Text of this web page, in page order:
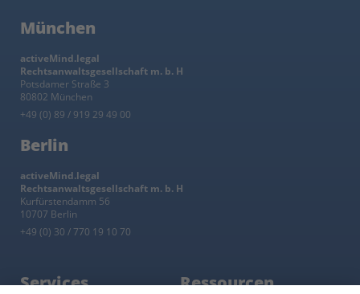
München
activeMind.legal
Rechtsanwaltsgesellschaft m. b. H
Potsdamer Straße 3
80802 München
+49 (0) 89 / 919 29 49 00
Berlin
activeMind.legal
Rechtsanwaltsgesellschaft m. b. H
Kurfürstendamm 56
10707 Berlin
+49 (0) 30 / 770 19 10 70
Services Ressourcen